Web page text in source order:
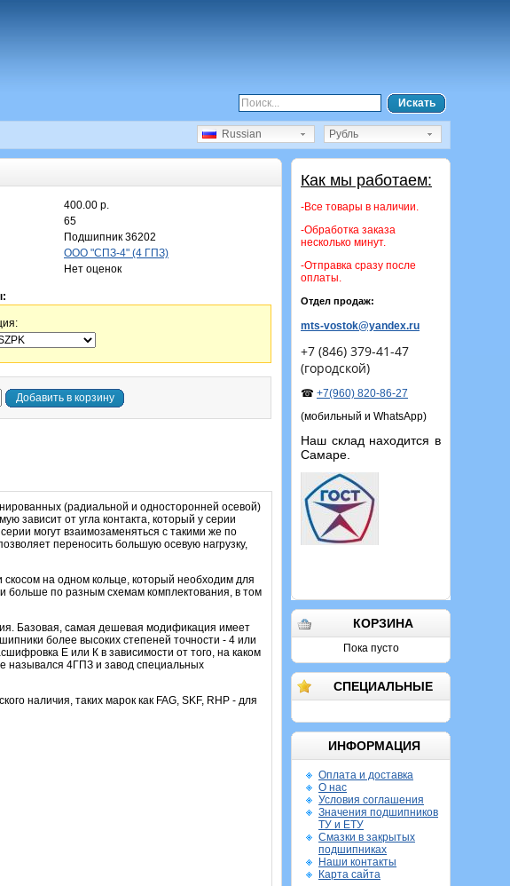
Искать
Рубль
Russian
Как мы работаем:
-Все товары в наличии.
-Обработка заказа
несколько минут.
-Отправка сразу после
оплаты.
Отдел продаж:
mts-vostok@yandex.ru
+7 (846) 379-41-47
(городской)
☎ +7(960) 820-86-27
(мобильный и WhatsApp)
Наш склад находится в
Самаре.
КОРЗИНА
Пока пусто
СПЕЦИАЛЬНЫЕ
ИНФОРМАЦИЯ
Оплата и доставка
О нас
Условия соглашения
Значения подшипников
ТУ и ЕТУ
Смазки в закрытых
подшипниках
Наши контакты
Карта сайта
400.00 р.
65
Подшипник 36202
ООО "СПЗ-4" (4 ГПЗ)
Нет оценок
Добавить в корзину
(радиальной и односторонней осевой)
зависит от угла контакта, который у серии
могут взаимозаменяться с такими же по
переносить большую осевую нагрузку,
на одном кольце, который необходим для
больше по разным схемам комплектования, в том
Базовая, самая дешевая модификация имеет
более высоких степеней точности - 4 или
Е или К в зависимости от того, на каком
назывался 4ГПЗ и завод специальных
наличия, таких марок как FAG, SKF, RHP - для